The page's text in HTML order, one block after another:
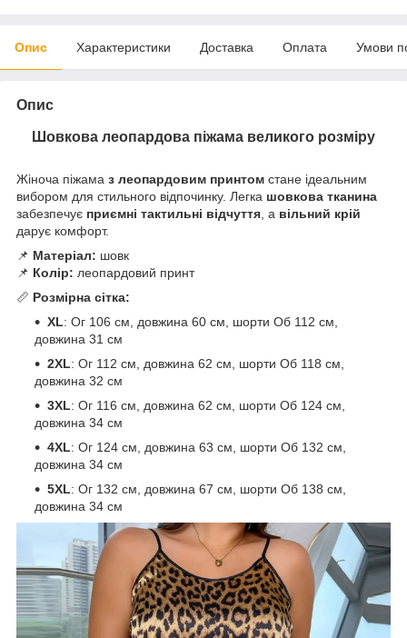
Опис Характеристики Доставка Оплата Умови
Опис
Шовкова леопардова піжама великого розміру
Жіноча піжама з леопардовим принтом стане ідеальним
вибором для стильного відпочинку. Легка шовкова тканина
забезпечує приємні тактильні відчуття , а вільний крій
дарує комфорт.
📌 Матеріал: шовк
📌 Колір: леопардовий принт
📏 Розмірна сітка:
XL: Ог 106 см, довжина 60 см, шорти Об 112 см,
довжина 31 см
2XL: Ог 112 см, довжина 62 см, шорти Об 118 см,
довжина 32 см
3XL: Ог 116 см, довжина 62 см, шорти Об 124 см,
довжина 34 см
4XL: Ог 124 см, довжина 63 см, шорти Об 132 см,
довжина 34 см
5XL: Ог 132 см, довжина 67 см, шорти Об 138 см,
довжина 34 см